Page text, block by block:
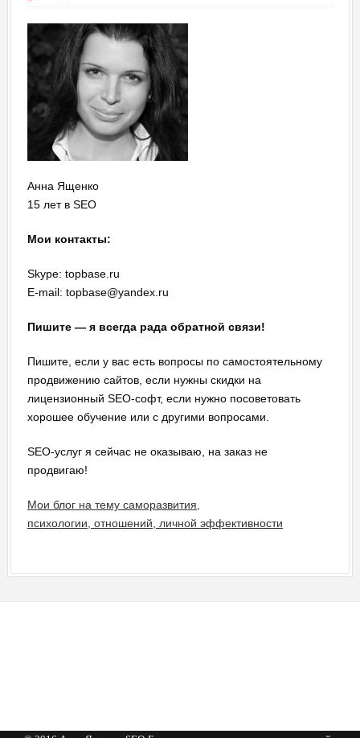
Анна Ященко
15 лет в SEO
Мои контакты:
Skype: topbase.ru
E-mail: topbase@yandex.ru
Пишите — я всегда рада обратной связи!
Пишите, если у вас есть вопросы по самостоятельному
продвижению сайтов, если нужны скидки на
лицензионный SEO-софт, если нужно посоветовать
хорошее обучение или с другими вопросами.
SEO-услуг я сейчас не оказываю, на заказ не
продвигаю!
Мои блог на тему саморазвития,
психологии, отношений, личной эффективности